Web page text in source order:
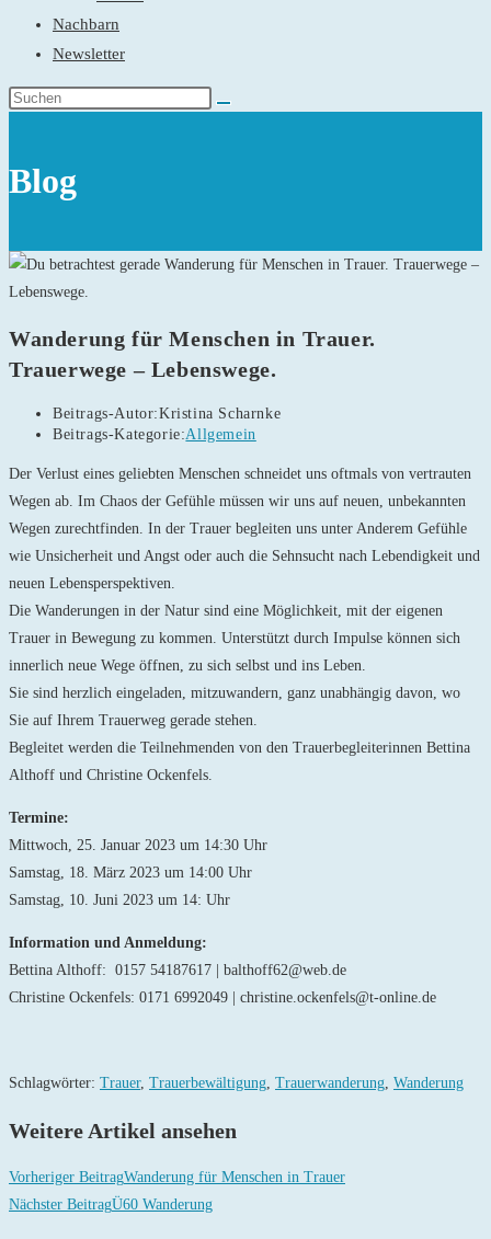
Nachbarn
Newsletter
Blog
Wanderung für Menschen in Trauer.
Trauerwege – Lebenswege.
Beitrags-Autor:Kristina Scharnke
Beitrags-Kategorie:Allgemein
Der Verlust eines geliebten Menschen schneidet uns oftmals von vertrauten
Wegen ab. Im Chaos der Gefühle müssen wir uns auf neuen, unbekannten
Wegen zurechtfinden. In der Trauer begleiten uns unter Anderem Gefühle
wie Unsicherheit und Angst oder auch die Sehnsucht nach Lebendigkeit und
neuen Lebensperspektiven.
Die Wanderungen in der Natur sind eine Möglichkeit, mit der eigenen
Trauer in Bewegung zu kommen. Unterstützt durch Impulse können sich
innerlich neue Wege öffnen, zu sich selbst und ins Leben.
Sie sind herzlich eingeladen, mitzuwandern, ganz unabhängig davon, wo
Sie auf Ihrem Trauerweg gerade stehen.
Begleitet werden die Teilnehmenden von den Trauerbegleiterinnen Bettina
Althoff und Christine Ockenfels.
Termine:
Mittwoch, 25. Januar 2023 um 14:30 Uhr
Samstag, 18. März 2023 um 14:00 Uhr
Samstag, 10. Juni 2023 um 14: Uhr
Information und Anmeldung:
Bettina Althoff: 0157 54187617 | balthoff62@web.de
Christine Ockenfels: 0171 6992049 | christine.ockenfels@t-online.de
Schlagwörter: Trauer, Trauerbewältigung, Trauerwanderung, Wanderung
Weitere Artikel ansehen
Vorheriger BeitragWanderung für Menschen in Trauer
Nächster BeitragÜ60 Wanderung